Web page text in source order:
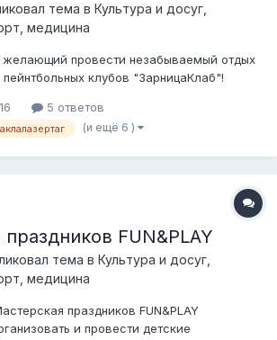
тема в Культура и досуг,
медицина
провести незабываемый отдых
клубов "ЗарницаКлаб"!
берущая начало с 2012 года.
тремя современными
5 ответов
(и ещё 6 )
FUN&PLAY
тема в Культура и досуг,
медицина
праздников FUN&PLAY
и провести детские